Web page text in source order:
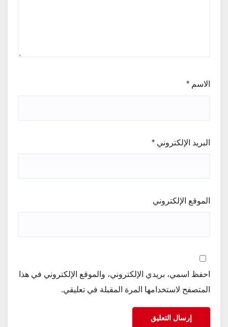
الاسم *
البريد الإلكتروني *
الموقع الإلكتروني
احفظ اسمي، بريدي الإلكتروني، والموقع الإلكتروني في هذا
المتصفح لاستخدامها المرة المقبلة في تعليقي.